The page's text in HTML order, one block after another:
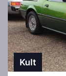
Kult